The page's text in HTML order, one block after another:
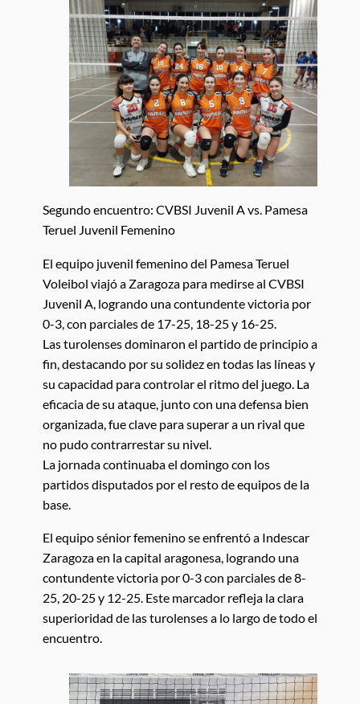
Segundo encuentro: CVBSI Juvenil A vs. Pamesa
Teruel Juvenil Femenino
El equipo juvenil femenino del Pamesa Teruel
Voleibol viajó a Zaragoza para medirse al CVBSI
Juvenil A, logrando una contundente victoria por
0-3, con parciales de 17-25, 18-25 y 16-25.
Las turolenses dominaron el partido de principio a
fin, destacando por su solidez en todas las líneas y
su capacidad para controlar el ritmo del juego. La
eficacia de su ataque, junto con una defensa bien
organizada, fue clave para superar a un rival que
no pudo contrarrestar su nivel.
La jornada continuaba el domingo con los
partidos disputados por el resto de equipos de la
base.
El equipo sénior femenino se enfrentó a Indescar
Zaragoza en la capital aragonesa, logrando una
contundente victoria por 0-3 con parciales de 8-
25, 20-25 y 12-25. Este marcador refleja la clara
superioridad de las turolenses a lo largo de todo el
encuentro.